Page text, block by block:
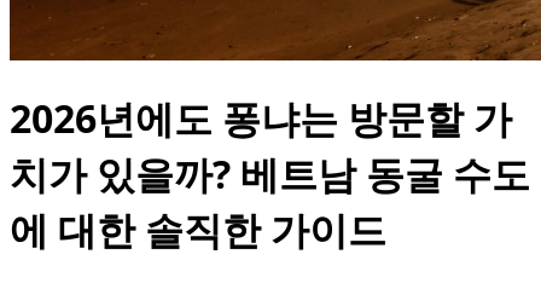
2026년에도 퐁냐는 방문할 가
치가 있을까? 베트남 동굴 수도
에 대한 솔직한 가이드